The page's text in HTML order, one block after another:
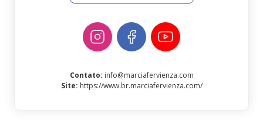
Contato: info@marciafervienza.com
Site: https://www.br.marciafervienza.com/